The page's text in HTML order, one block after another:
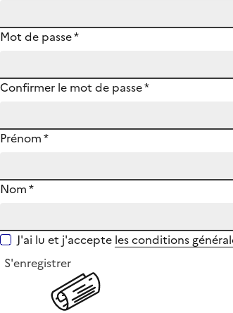
Mot de passe*
Confirmer le mot de passe*
Prénom*
Nom*
J'ai lu et j'accepte les conditions
S'enregistrer